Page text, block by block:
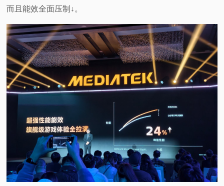
而且能效全面压制↓。